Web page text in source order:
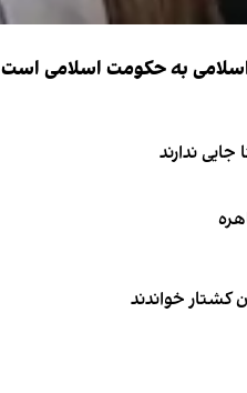
اسلامی به حکومت اسلامی است
کشتار خواندند